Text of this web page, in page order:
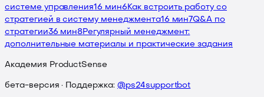
системе управления16 мин6 Как встроить работу со
стратегией в систему менеджмента16 мин 7Q&A по
стратегии36 мин8Регулярный менеджмент:
дополнительные материалы и практические задания
Академия ProductSense
бета-версия · Поддержка: @ps24supportbot